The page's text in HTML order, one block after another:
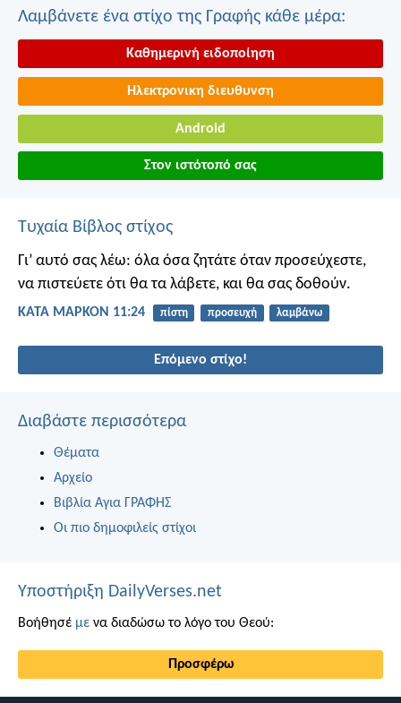
Λαμβάνετε ένα στίχο της Γραφής κάθε μέρα:
Καθημερινή ειδοποίηση
Ηλεκτρονικη διευθυνση
Android
Στον ιστότοπό σας
Τυχαία Βίβλος στίχος
Γι’ αυτό σας λέω: όλα όσα ζητάτε όταν προσεύχεστε,
να πιστεύετε ότι θα τα λάβετε, και θα σας δοθούν.
ΚΑΤΑ ΜΑΡΚΟΝ 11:24 πίστη προσευχή λαμβάνω
Επόμενο στίχο!
Διαβάστε περισσότερα
Θέματα
Αρχείο
Βιβλία Αγια ΓΡΑΦΗΣ
Οι πιο δημοφιλείς στίχοι
Υποστήριξη DailyVerses.net
Βοήθησέ με να διαδώσω το λόγο του Θεού:
Προσφέρω